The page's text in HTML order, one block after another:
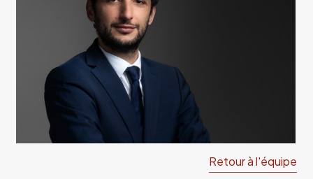
Retour à l'équipe